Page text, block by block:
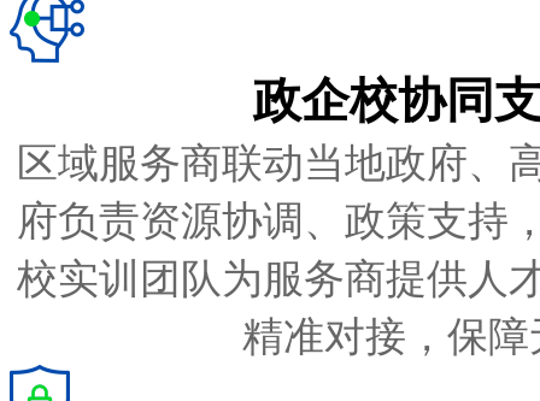
政企校协同
区域服务商联动当地政府、
府负责资源协调、政策支持
校实训团队为服务商提供人
精准对接，保